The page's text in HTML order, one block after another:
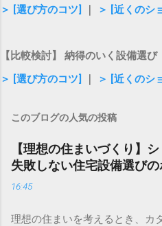
＞ [選び方のコツ]
＞ [近くのシ
【比較検討】 納得のいく設備選び
＞ [選び方のコツ]
＞ [近くのシ
このブログの人気の投稿
【理想の住まいづくり】
失敗しない住宅設備選びの
16:45
理想の住まいを考えるとき、カ